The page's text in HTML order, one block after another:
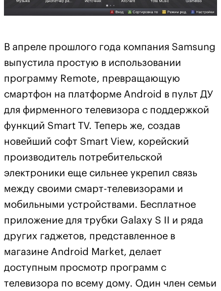
В апреле прошлого года компания Samsung
выпустила простую в использовании
программу Remote, превращающую
смартфон на платформе Android в пульт ДУ
для фирменного телевизора с поддержкой
функций Smart TV. Теперь же, создав
новейший софт Smart View, корейский
производитель потребительской
электроники еще сильнее укрепил связь
между своими смарт-телевизорами и
мобильными устройствами. Бесплатное
приложение для трубки Galaxy S II и ряда
других гаджетов, представленное в
магазине Android Market, делает
доступным просмотр программ с
телевизора по всему дому. Один член семьи